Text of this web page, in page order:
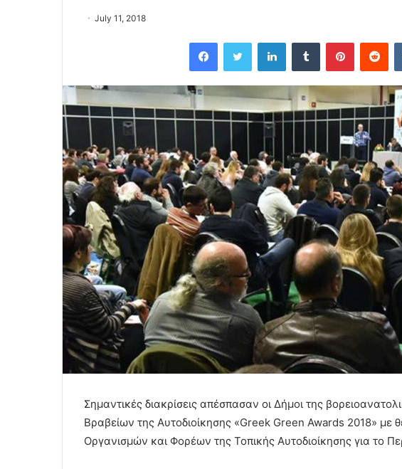
July 11, 2018
Σημαντικές διακρίσεις απέσπασαν οι Δήμοι της
Βραβείων της Αυτοδιοίκησης «Greek Green Awards 2018» με
Οργανισμών και Φορέων της Τοπικής Αυτοδιοίκησης για το